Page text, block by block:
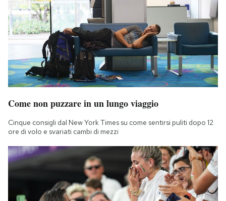
Come non puzzare in un lungo viaggio
Cinque consigli dal New York Times su come sentirsi puliti dopo 12
ore di volo e svariati cambi di mezzi